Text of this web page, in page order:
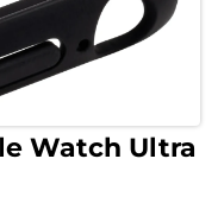
Watch Ultra